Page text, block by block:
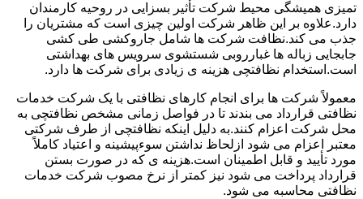
تمیزی همیشگی محیط شرکت تأثیر بسزایی در روحیه کارمندان
دارد.علاوه بر این ظاهر شرکت اولین چیزی است که مشتریان را
جذب می کند.نظافت شرکت ها شامل جاروکشی طی کشی
جابجایی زباله ها غبارروبی شستشوی سرویس های بهداشتی
است.استخدام نظافتچی هزینه ی زیادی برای شرکت ها دارد.
معمولاً شرکت ها برای انجام کارهای نظافتی با یک شرکت خدمات
نظافتی قرارداد می بندند تا در فواصل زمانی مشخص نظافتچی به
محل شرکت اعزام کنند.به دلیل اینکه نظافتچی از طرف شرکتی
معتبر اعزام می شود ازلحاظ نداشتن سوءپیشینه و اعتیاد کاملاً
مورد تأیید و قابل اطمینان است.هزینه ی که در صورت بستن
قرارداد پرداخت می شود نیز کمتر از نرخ مصوب شرکت خدمات
نظافتی محاسبه می شود.